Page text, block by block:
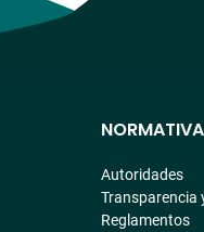
Autoridades
Transparencia
Reglamentos